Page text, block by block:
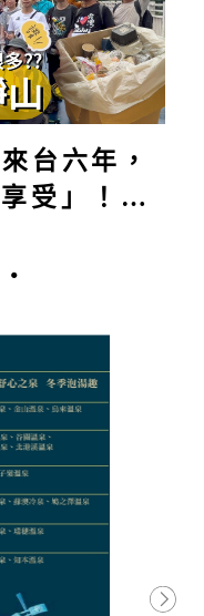
台六年，
受」！第
更多？